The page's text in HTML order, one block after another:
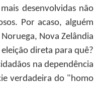
desenvolvidas não
Por acaso, alguém
Nova Zelândia
direta para quê?
na dependência
verdadeira do "homo